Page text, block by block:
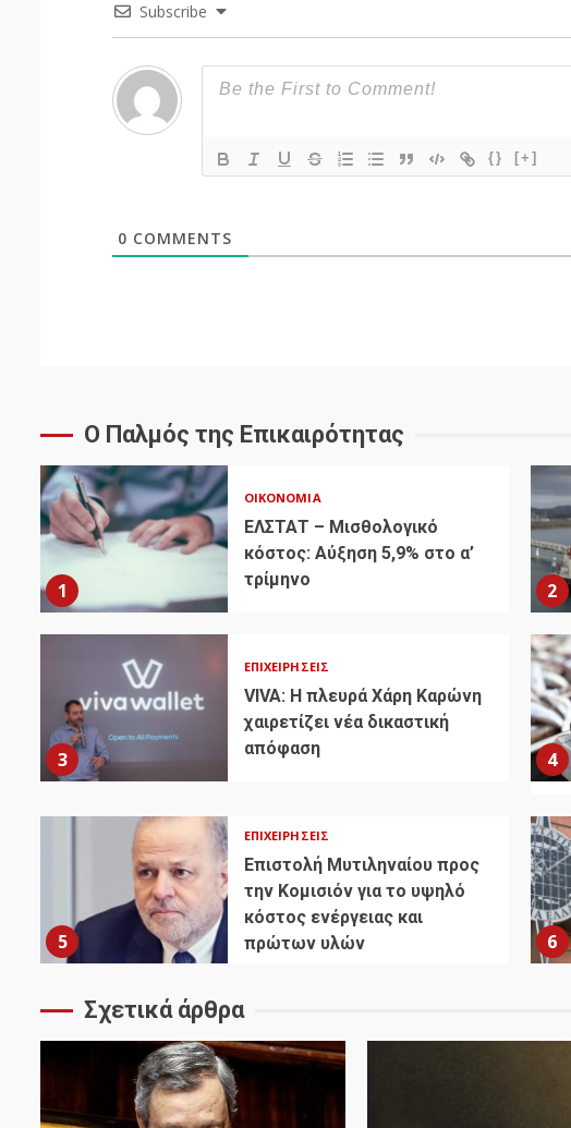
Subscribe
{} [+]
0 COMMENTS
Ο Παλμός της Επικαιρότητας
1
ΟΙΚΟΝΟΜΊΑ
ΕΛΣΤΑΤ – Μισθολογικό
κόστος: Αύξηση 5,9% στο α’
τρίμηνο
2
3
ΕΠΙΧΕΙΡΉΣΕΙΣ
VIVA: Η πλευρά Χάρη Καρώνη
χαιρετίζει νέα δικαστική
απόφαση
4
5
ΕΠΙΧΕΙΡΉΣΕΙΣ
Επιστολή Μυτιληναίου προς
την Κομισιόν για το υψηλό
κόστος ενέργειας και
πρώτων υλών
6
Σχετικά άρθρα